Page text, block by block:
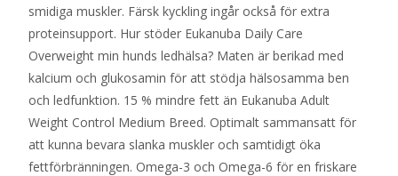
smidiga muskler. Färsk kyckling ingår också för extra
proteinsupport. Hur stöder Eukanuba Daily Care
Overweight min hunds ledhälsa? Maten är berikad med
kalcium och glukosamin för att stödja hälsosamma ben
och ledfunktion. 15 % mindre fett än Eukanuba Adult
Weight Control Medium Breed. Optimalt sammansatt för
att kunna bevara slanka muskler och samtidigt öka
fettförbränningen. Omega-3 och Omega-6 för en friskare